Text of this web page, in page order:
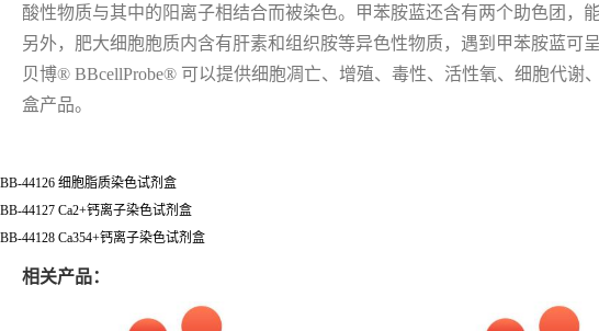
酸性物质与其中的阳离子相结合而被染色。甲苯胺蓝还含有两个助色团，
另外，肥大细胞胞质内含有肝素和组织胺等异色性物质，遇到甲苯胺蓝可
贝博® BBcellProbe® 可以提供细胞凋亡、增殖、毒性、活性氧、细胞代
盒产品。
BB-44126 细胞脂质染色试剂盒
BB-44127 Ca2+钙离子染色试剂盒
BB-44128 Ca354+钙离子染色试剂盒
相关产品：